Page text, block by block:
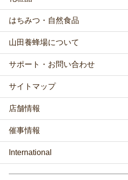
はちみつ・自然食品
山田養蜂場について
サポート・お問い合わせ
サイトマップ
店舗情報
催事情報
International